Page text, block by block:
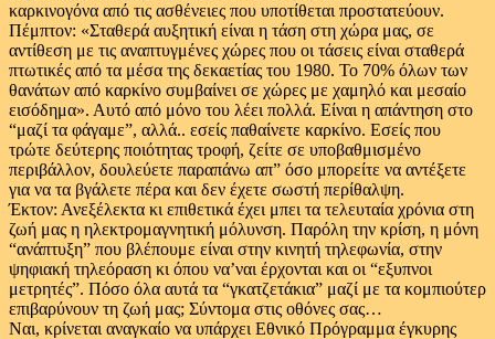
καρκινογόνα από τις ασθένειες που υποτίθεται προστατεύουν.
Πέμπτον: «Σταθερά αυξητική είναι η τάση στη χώρα μας, σε
αντίθεση με τις αναπτυγμένες χώρες που οι τάσεις είναι σταθερά
πτωτικές από τα μέσα της δεκαετίας του 1980. Το 70% όλων των
θανάτων από καρκίνο συμβαίνει σε χώρες με χαμηλό και μεσαίο
εισόδημα». Αυτό από μόνο του λέει πολλά. Είναι η απάντηση στο
“μαζί τα φάγαμε”, αλλά.. εσείς παθαίνετε καρκίνο. Εσείς που
τρώτε δεύτερης ποιότητας τροφή, ζείτε σε υποβαθμισμένο
περιβάλλον, δουλεύετε παραπάνω απ” όσο μπορείτε να αντέξετε
για να τα βγάλετε πέρα και δεν έχετε σωστή περίθαλψη.
Έκτον: Ανεξέλεκτα κι επιθετικά έχει μπει τα τελευταία χρόνια στη
ζωή μας η ηλεκτρομαγνητική μόλυνση. Παρόλη την κρίση, η μόνη
“ανάπτυξη” που βλέπουμε είναι στην κινητή τηλεφωνία, στην
ψηφιακή τηλεόραση κι όπου να’ναι έρχονται και οι “εξυπνοι
μετρητές”. Πόσο όλα αυτά τα “γκατζετάκια” μαζί με τα κομπιούτερ
επιβαρύνουν τη ζωή μας; Σύντομα στις οθόνες σας…
Ναι, κρίνεται αναγκαίο να υπάρχει Εθνικό Πρόγραμμα έγκυρης